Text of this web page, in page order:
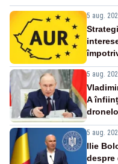
5 aug.
5 aug.
A
5 aug.
Ilie
despre